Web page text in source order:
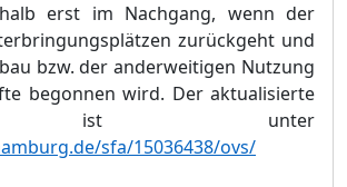
erst im Nachgang, wenn der
zurückgeht und
bzw. der anderweitigen Nutzung
begonnen wird. Der aktualisierte
ist unter
sfa/15036438/ovs/